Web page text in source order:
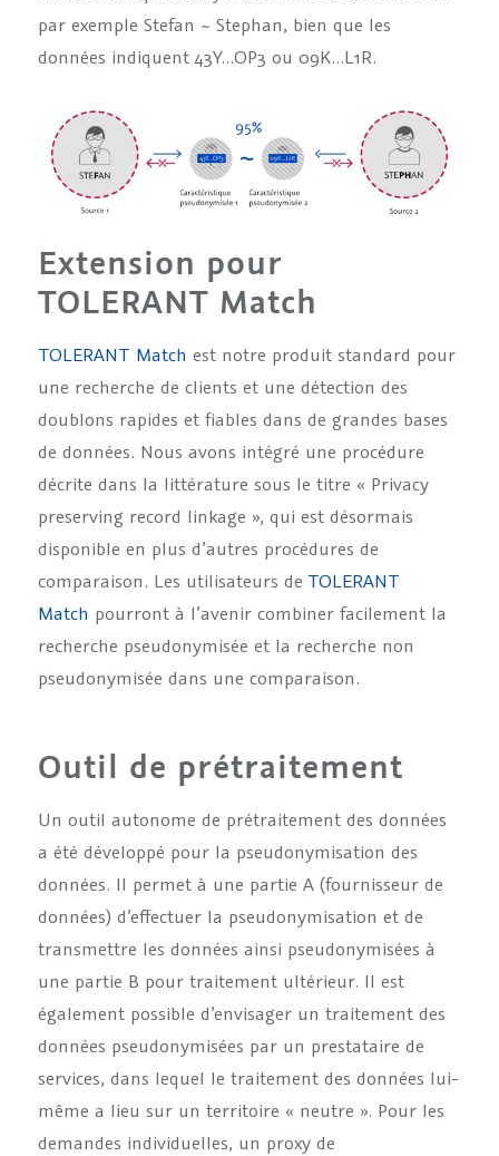
par exemple Stefan ~ Stephan, bien que les
données indiquent 43Y…OP3 ou 09K…L1R.
Extension pour
TOLERANT Match
TOLERANT Match est notre produit standard pour
une recherche de clients et une détection des
doublons rapides et fiables dans de grandes bases
de données. Nous avons intégré une procédure
décrite dans la littérature sous le titre « Privacy
preserving record linkage », qui est désormais
disponible en plus d’autres procédures de
comparaison. Les utilisateurs de TOLERANT
Match pourront à l’avenir combiner facilement la
recherche pseudonymisée et la recherche non
pseudonymisée dans une comparaison.
Outil de prétraitement
Un outil autonome de prétraitement des données
a été développé pour la pseudonymisation des
données. Il permet à une partie A (fournisseur de
données) d’effectuer la pseudonymisation et de
transmettre les données ainsi pseudonymisées à
une partie B pour traitement ultérieur. Il est
également possible d’envisager un traitement des
données pseudonymisées par un prestataire de
services, dans lequel le traitement des données lui-
même a lieu sur un territoire « neutre ». Pour les
demandes individuelles, un proxy de